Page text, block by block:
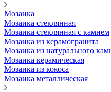
Мозаика
Мозаика стеклянная
Мозаика стеклянная с камнем
Мозаика из керамогранита
Мозаика из натурального
Мозаика керамическая
Мозаика из кокоса
Мозаика металлическая